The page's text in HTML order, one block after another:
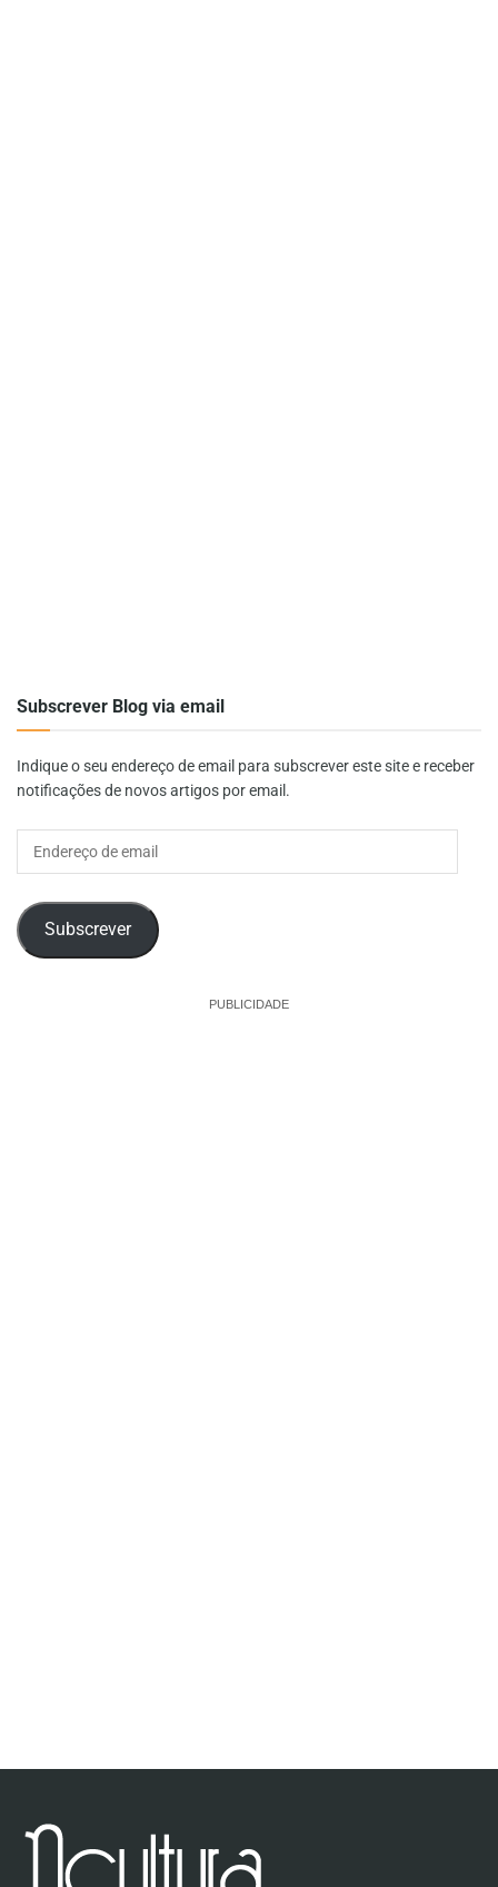
Subscrever Blog via email
Indique o seu endereço de email para subscrever este site e receber
notificações de novos artigos por email.
Subscrever
PUBLICIDADE